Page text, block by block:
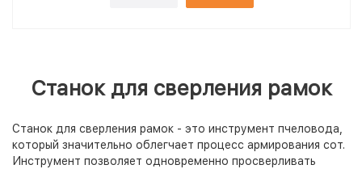
Станок для сверления рамок
Станок для сверления рамок - это инструмент пчеловода,
который значительно облегчает процесс армирования сот.
Инструмент позволяет одновременно просверливать